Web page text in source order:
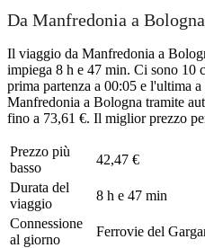
Da Manfredonia a
Il viaggio da Manfredonia a
impiega 8 h e 47 min. Ci sono 10
prima partenza a 00:05 e l'ultima
Manfredonia a Bologna tramite
fino a 73,61 €. Il miglior prezzo
Prezzo più
basso
42,47 €
Durata del
viaggio
8 h e 47 min
Connessione
al giorno
Ferrovie del